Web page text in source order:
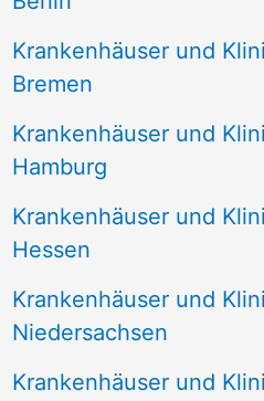
Krankenhäuser und
Bremen
Krankenhäuser und
Hamburg
Krankenhäuser und
Hessen
Krankenhäuser und
Niedersachsen
Krankenhäuser und